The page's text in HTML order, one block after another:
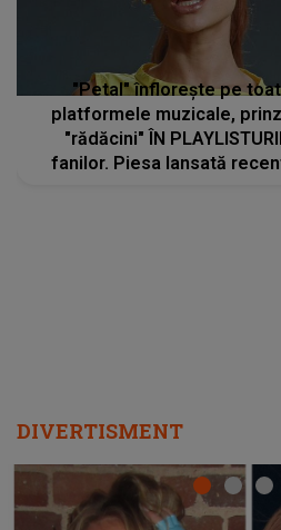
"Petal" înflorește pe
platformele muzicale,
"rădăcini" ÎN
fanilor. Piesa lansată
DIVERTISMENT